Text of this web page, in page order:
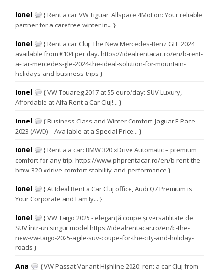
Ionel
{ Rent a car VW Tiguan Allspace 4Motion: Your reliable
partner for a carefree winter in... }
Ionel
{ Rent a car Cluj: The New Mercedes-Benz GLE 2024
available from €104 per day. https://idealrentacar.ro/en/b-rent-
a-car-mercedes-gle-2024-the-ideal-solution-for-mountain-
holidays-and-business-trips }
Ionel
{ VW Touareg 2017 at 55 euro/day: SUV Luxury,
Affordable at Alfa Rent a Car Cluj!... }
Ionel
{ Business Class and Winter Comfort: Jaguar F-Pace
2023 (AWD) – Available at a Special Price... }
Ionel
{ Rent a a car: BMW 320 xDrive Automatic – premium
comfort for any trip. https://www.phprentacar.ro/en/b-rent-the-
bmw-320-xdrive-comfort-stability-and-performance }
Ionel
{ At Ideal Rent a Car Cluj office, Audi Q7 Premium is
Your Corporate and Family... }
Ionel
{ VW Taigo 2025 - eleganță coupe și versatilitate de
SUV într-un singur model https://idealrentacar.ro/en/b-the-
new-vw-taigo-2025-agile-suv-coupe-for-the-city-and-holiday-
roads }
Ana
{ VW Passat Variant Highline 2020: rent a car Cluj from